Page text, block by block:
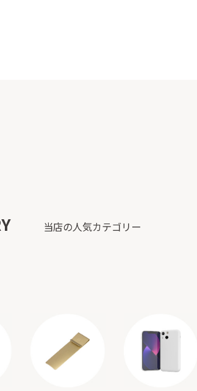
当店の人気カテゴリー